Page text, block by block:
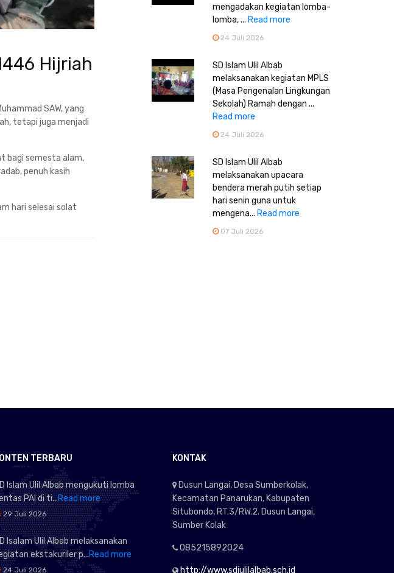
Hijriah
SAW, yang
tetapi juga menjadi
bagi semesta alam,
penuh kasih
hari selesai solat
mengadakan kegiatan lomba-
lomba, ... Read more
24 Juli 2026
SD Islam Ulil Albab
melaksanakan kegiatan MPLS
(Masa Pengenalan Lingkungan
Sekolah) Ramah dengan ...
Read more
24 Juli 2026
SD Islam Ulil Albab
melaksanakan upacara
bendera merah putih setiap
hari senin guna untuk
mengena... Read more
07 Juli 2026
TERBARU
Islam Ulil Albab mengukuti lomba
PAI di ti...Read more
29 Juli 2026
Isalam Ulil Albab melaksanakan
ekstakuriler p...Read more
24 Juli 2026
KONTAK
Dusun Langai, Desa Sumberkolak,
Kecamatan Panarukan, Kabupaten
Situbondo, RT.3/RW.2. Dusun Langai,
Sumber Kolak
085215892024
http://www.sdiulilalbab.sch.id